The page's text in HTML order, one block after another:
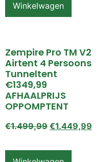
Winkelwagen
Zempire Pro TM V2
Airtent 4 Persoons
Tunneltent
€1349,99
AFHAALPRIJS
OPPOMPTENT
€1.499,99 €1.449,99